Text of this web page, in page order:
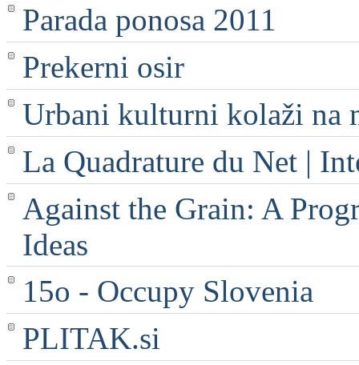
Parada ponosa 2011
Prekerni osir
Urbani kulturni kolaži na
La Quadrature du Net |
Against the Grain: A
Ideas
15o - Occupy Slovenia
PLITAK.si